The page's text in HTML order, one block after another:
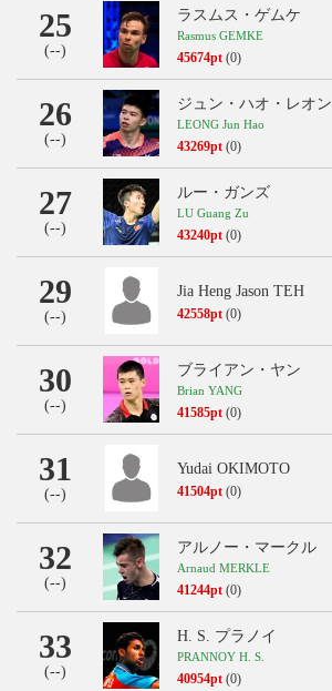
25
(--)
ラスムス・ゲムケ
Rasmus GEMKE
45674pt (0)
26
(--)
ジュン・ハオ・レオン
LEONG Jun Hao
43269pt (0)
27
(--)
ルー・ガンズ
LU Guang Zu
43240pt (0)
29
(--)
Jia Heng Jason TEH
42558pt (0)
30
(--)
ブライアン・ヤン
Brian YANG
41585pt (0)
31
(--)
Yudai OKIMOTO
41504pt (0)
32
(--)
アルノー・マークル
Arnaud MERKLE
41244pt (0)
33
(--)
H. S. プラノイ
PRANNOY H. S.
40954pt (0)